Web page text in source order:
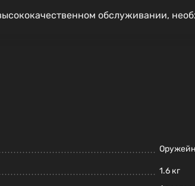
обслуживании,
1.6 кг